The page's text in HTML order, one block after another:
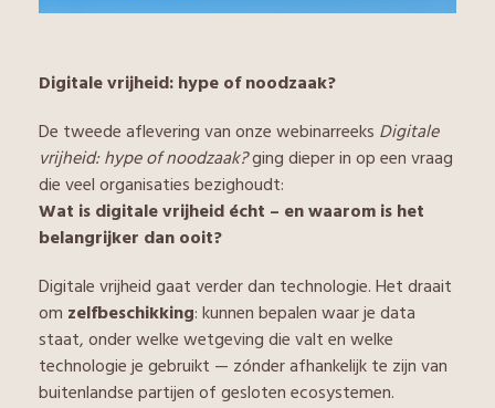
Digitale vrijheid: hype of noodzaak?
De tweede aflevering van onze webinarreeks Digitale
vrijheid: hype of noodzaak?ging dieper in op een vraag
die veel organisaties bezighoudt:
Wat is digitale vrijheid écht – en waarom is het
belangrijker dan ooit?
Digitale vrijheid gaat verder dan technologie. Het draait
om zelfbeschikking: kunnen bepalen waar je data
staat, onder welke wetgeving die valt en welke
technologie je gebruikt — zónder afhankelijk te zijn van
buitenlandse partijen of gesloten ecosystemen.